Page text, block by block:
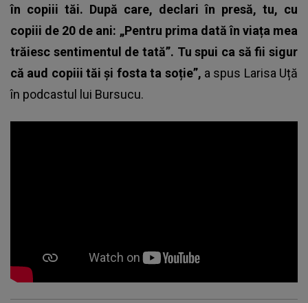
în copiii tăi. După care, declari în presă, tu, cu
copiii de 20 de ani: „Pentru prima dată în viața mea
trăiesc sentimentul de tată”. Tu spui ca să fii sigur
că aud copiii tăi și fosta ta soție”, a spus Larisa Uță
în podcastul lui Bursucu.